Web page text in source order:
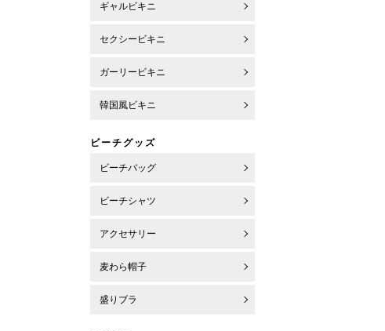
ギャルビキニ
セクシービキニ
ガーリービキニ
韓国風ビキニ
ビーチグッズ
ビーチバッグ
ビーチシャツ
アクセサリー
麦わら帽子
盛りブラ